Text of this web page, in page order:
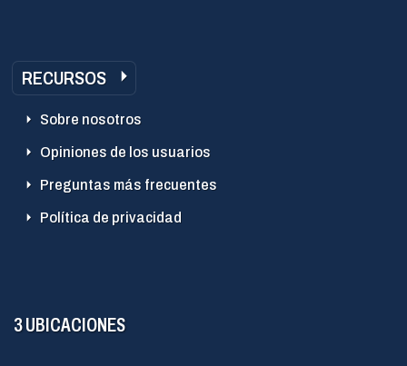
RECURSOS
Sobre nosotros
Opiniones de los usuarios
Preguntas más frecuentes
Política de privacidad
3 UBICACIONES